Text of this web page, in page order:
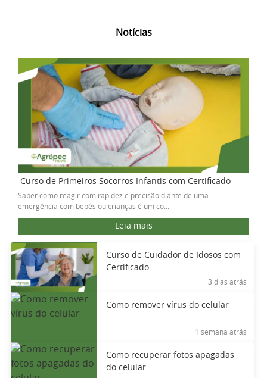
Notícias
Curso de Primeiros Socorros Infantis com Certificado
Saber como reagir com rapidez e precisão diante de uma
emergência com bebês ou crianças é um co...
Leia mais
Curso de Cuidador de Idosos com
Certificado
3 dias atrás
Como remover vírus do celular
1 semana atrás
Como recuperar fotos apagadas
do celular